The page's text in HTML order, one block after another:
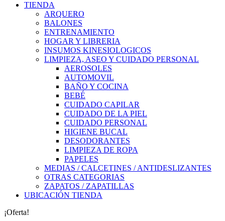
TIENDA
ARQUERO
BALONES
ENTRENAMIENTO
HOGAR Y LIBRERIA
INSUMOS KINESIOLOGICOS
LIMPIEZA, ASEO Y CUIDADO PERSONAL
AEROSOLES
AUTOMOVIL
BAÑO Y COCINA
BEBÉ
CUIDADO CAPILAR
CUIDADO DE LA PIEL
CUIDADO PERSONAL
HIGIENE BUCAL
DESODORANTES
LIMPIEZA DE ROPA
PAPELES
MEDIAS / CALCETINES / ANTIDESLIZANTES
OTRAS CATEGORIAS
ZAPATOS / ZAPATILLAS
UBICACIÓN TIENDA
¡Oferta!